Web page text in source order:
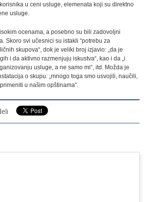
u ceni usluge, elemenata koji su direktno
usluge.
ocenama, a posebno su bili zadovoljni
Skoro svi učesnici su istakli “potrebu za
skupova“, dok je veliki broj izjavio: „da je
i da aktivno razmenjuju iskustva“, kao i da „i
usluge, a ne samo mi“, itd. Možda je
o skupu: „mnogo toga smo usvojili, naučili,
u našim opštinama“.